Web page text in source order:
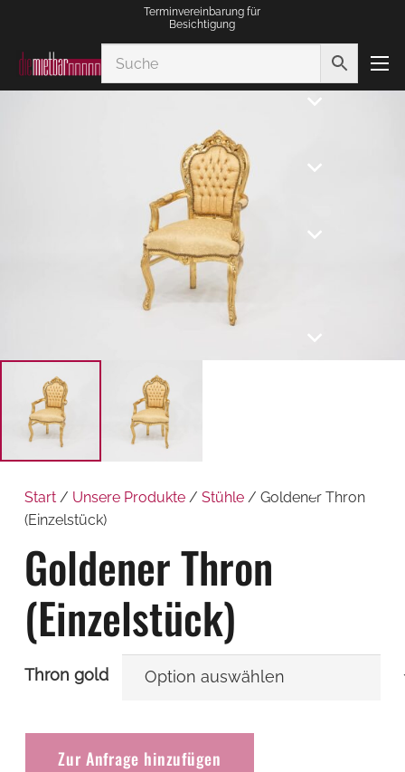
Terminvereinbarung für
Besichtigung
Start / Unsere Produkte / Stühle / Goldener Thron
(Einzelstück)
Goldener Thron
(Einzelstück)
Thron gold
Goldener
ThronZur Anfrage hinzufügen